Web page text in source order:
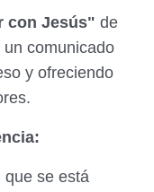
con Jesús" de
comunicado
y ofreciendo
que se está